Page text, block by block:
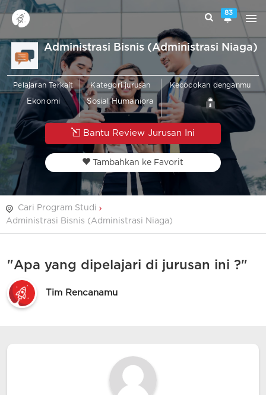
83
Administrasi Bisnis (Administrasi Niaga)
Pelajaran Terkait
Ekonomi
Kategori jurusan
Sosial Humaniora
Kecocokan denganmu
Bantu Review Jurusan Ini
Tambahkan ke Favorit
Cari Program Studi
Administrasi Bisnis (Administrasi Niaga)
"Apa yang dipelajari di jurusan ini ?"
Tim Rencanamu